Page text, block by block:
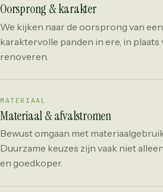
Oorsprong & karakter
We kijken naar de oorsprong van
karaktervolle panden in ere, in plaats
renoveren.
MATERIAAL
Materiaal & afvalstromen
Bewust omgaan met
Duurzame keuzes zijn vaak niet
en goedkoper.